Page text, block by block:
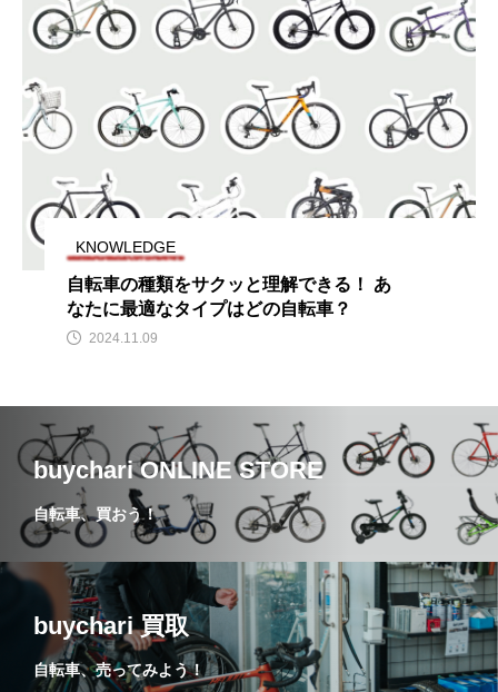
KNOWLEDGE
自転車の種類をサクッと理解できる！ あ
なたに最適なタイプはどの自転車？
2024.11.09
buychari ONLINE STORE
自転車、買おう！
buychari 買取
自転車、売ってみよう！